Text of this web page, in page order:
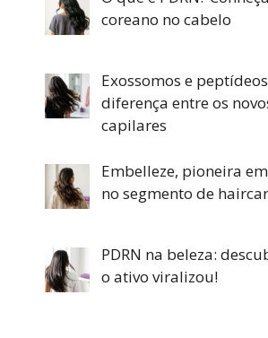
coreano no cabelo
Exossomos e
diferença entre os
capilares
Embelleze, pioneira
no segmento de
PDRN na beleza:
o ativo viralizou!